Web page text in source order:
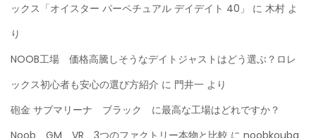
ックス「オイスター パーペチュアル デイデイト 40」
に 木村 よ
り
NOOB工場 価格高騰しそうなデイトジャストはどう選ぶ？ロレ
ックス初心者も安心の選び方紹介 に 門井一 より
砲金 サブマリーナ ブラック に最高な工場はどれですか？
Noob、GM、VR、3つのファクトリー本物と比較 に noobkouba